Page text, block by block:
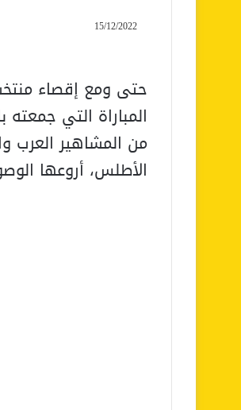
15/12/2022
حتى ومع إقصاء
من المشاهير العرب
الأطلس، أروعها